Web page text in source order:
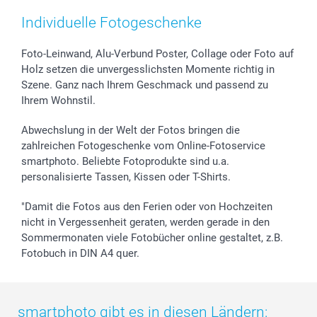
Zubehör & Material
Foto-Kalender & Agenden
Sticker & Etiketten
Geschenk-Gutscheine (PDF)
AGB
Presse
Partnerprogramme
Investor Relations
B2B smartbusiness
Widerrufsrecht
Muttertag
Kommunion & Konfirmation
Hochzeit
Geburtstag
Geburt
Zu allen Anlässen
Anmelden /Registrieren
Preise und Versandkosten
Lieferfristen
72h Lieferung
Zahlungsmöglichkeiten
Sitemap
Status der Bestellung
smartfriends
smartgarantie
smartbonus
Individuelle Fotogeschenke
Foto-Leinwand, Alu-Verbund Poster, Collage oder Foto auf
Holz setzen die unvergesslichsten Momente richtig in
Szene. Ganz nach Ihrem Geschmack und passend zu
Ihrem Wohnstil.
Abwechslung in der Welt der Fotos bringen die
zahlreichen Fotogeschenke vom Online-Fotoservice
smartphoto. Beliebte Fotoprodukte sind u.a.
personalisierte Tassen, Kissen oder T-Shirts.
"Damit die Fotos aus den Ferien oder von Hochzeiten
nicht in Vergessenheit geraten, werden gerade in den
Sommermonaten viele Fotobücher online gestaltet, z.B.
Fotobuch in DIN A4 quer.
smartphoto gibt es in diesen Ländern: